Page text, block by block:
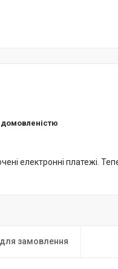
домовленістю
електронні платежі.
для замовлення